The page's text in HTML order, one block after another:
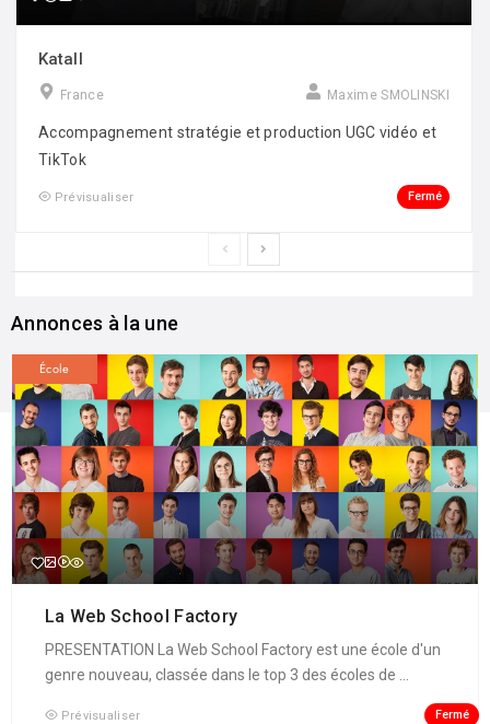
Katall
France Maxime SMOLINSKI
Accompagnement stratégie et production UGC vidéo et
TikTok
Prévisualiser Fermé
Annonces à la une
École
La Web School Factory
PRESENTATION La Web School Factory est une école d'un
genre nouveau, classée dans le top 3 des écoles de ...
Prévisualiser Fermé